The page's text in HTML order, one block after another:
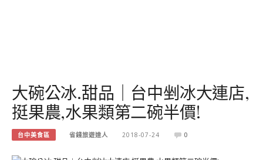
大碗公冰.甜品｜台中剉冰大連店,
挺果農,水果類第二碗半價!
台中美食區 省錢旅遊達人 2018-07-24 0